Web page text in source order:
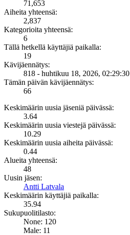
71,653
Aiheita yhteensä:
2,837
Kategorioita yhteensä:
6
Tällä hetkellä käyttäjiä paikalla:
19
Kävijäennätys:
818 - huhtikuu 18, 2026, 02:29:30
Tämän päivän kävijäennätys:
66
Keskimäärin uusia jäseniä päivässä:
3.64
Keskimäärin uusia viestejä päivässä:
10.29
Keskimäärin uusia aiheita päivässä:
0.44
Alueita yhteensä:
48
Uusin jäsen:
Antti Latvala
Keskimäärin käyttäjiä paikalla:
35.94
Sukupuolitilasto:
None: 120
Male: 11